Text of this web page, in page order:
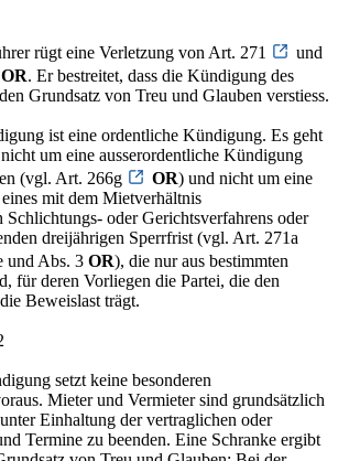
rügt eine Verletzung von Art. 271
und
OR. Er bestreitet, dass die Kündigung des
Grundsatz von Treu und Glauben verstiess.
ist eine ordentliche Kündigung. Es geht
um eine ausserordentliche Kündigung
(vgl. Art. 266g
OR) und nicht um eine
mit dem Mietverhältnis
Schlichtungs- oder Gerichtsverfahrens oder
dreijährigen Sperrfrist (vgl. Art. 271a
und Abs. 3 OR), die nur aus bestimmten
für deren Vorliegen die Partei, die den
Beweislast trägt.
setzt keine besonderen
Mieter und Vermieter sind grundsätzlich
Einhaltung der vertraglichen oder
Termine zu beenden. Eine Schranke ergibt